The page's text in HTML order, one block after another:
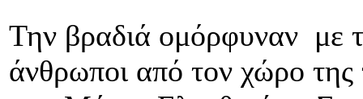
Την βραδιά ομόρφυναν με
άνθρωποι από τον χώρο της